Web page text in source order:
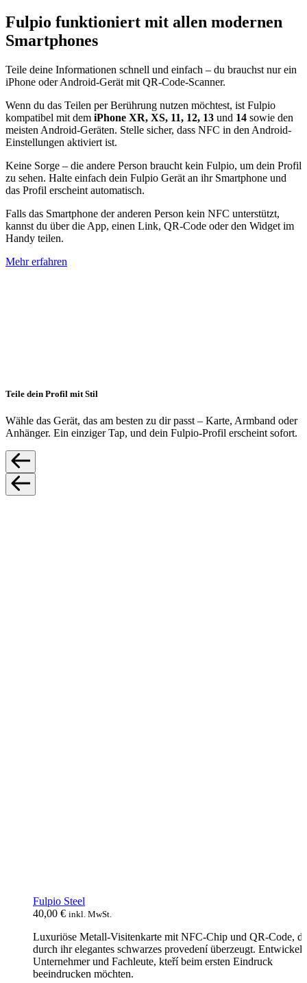
Fulpio funktioniert mit allen modernen
Smartphones
Teile deine Informationen schnell und einfach – du brauchst nur ein
iPhone oder Android-Gerät mit QR-Code-Scanner.
Wenn du das Teilen per Berührung nutzen möchtest, ist Fulpio
kompatibel mit dem iPhone XR, XS, 11, 12, 13 und 14 sowie den
meisten Android-Geräten. Stelle sicher, dass NFC in den Android-
Einstellungen aktiviert ist.
Keine Sorge – die andere Person braucht kein Fulpio, um dein Profil
zu sehen. Halte einfach dein Fulpio Gerät an ihr Smartphone und
das Profil erscheint automatisch.
Falls das Smartphone der anderen Person kein NFC unterstützt,
kannst du über die App, einen Link, QR-Code oder den Widget im
Handy teilen.
Mehr erfahren
Teile dein Profil mit Stil
Wähle das Gerät, das am besten zu dir passt – Karte, Armband oder
Anhänger. Ein einziger Tap, und dein Fulpio-Profil erscheint sofort.
Fulpio Steel
40,00 € inkl. MwSt.
Luxuriöse Metall-Visitenkarte mit NFC-Chip und QR-Code,
durch ihr elegantes schwarzes provedení überzeugt.
Unternehmer und Fachleute, kteří beim ersten Eindruck
beeindrucken möchten.